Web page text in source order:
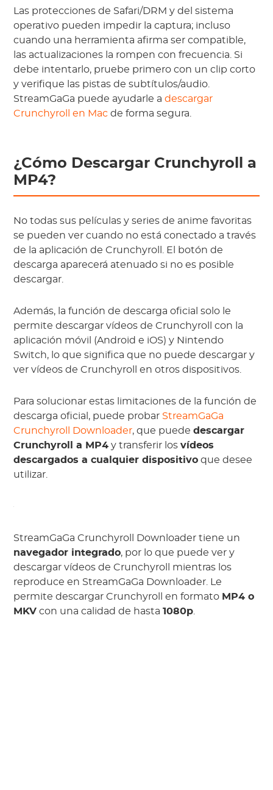
Las protecciones de Safari/DRM y del sistema
operativo pueden impedir la captura; incluso
cuando una herramienta afirma ser compatible,
las actualizaciones la rompen con frecuencia. Si
debe intentarlo, pruebe primero con un clip corto
y verifique las pistas de subtítulos/audio.
StreamGaGa puede ayudarle adescargar
Crunchyroll en Mac de forma segura.
¿Cómo Descargar Crunchyroll a
MP4?
No todas sus películas y series de anime favoritas
se pueden ver cuando no está conectado a través
de la aplicación de Crunchyroll. El botón de
descarga aparecerá atenuado si no es posible
descargar.
Además, la función de descarga oficial solo le
permite descargar vídeos de Crunchyroll con la
aplicación móvil (Android e iOS) y Nintendo
Switch, lo que significa que no puede descargar y
ver vídeos de Crunchyroll en otros dispositivos.
Para solucionar estas limitaciones de la función de
descarga oficial, puede probar StreamGaGa
Crunchyroll Downloader, que puededescargar
Crunchyroll a MP4 y transferir losvídeos
descargados a cualquier dispositivo que desee
utilizar.
StreamGaGa Crunchyroll Downloader tiene un
navegador integrado, por lo que puede ver y
descargar vídeos de Crunchyroll mientras los
reproduce en StreamGaGa Downloader. Le
permite descargar Crunchyroll en formato MP4 o
MKV con una calidad de hasta1080p